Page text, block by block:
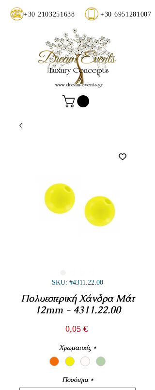
+30 2103251638 +30 6951281007
SKU: #4311.22.00
Πολυεστερική Χάνδρα Μάτ
12mm - 4311.22.00
0,05 €Τιμή
Χρωματικές *
Ποσότητα *